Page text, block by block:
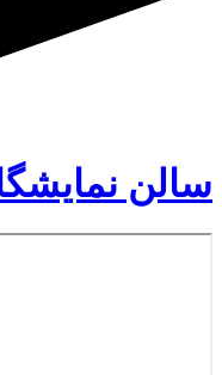
سالن نمایشگاه